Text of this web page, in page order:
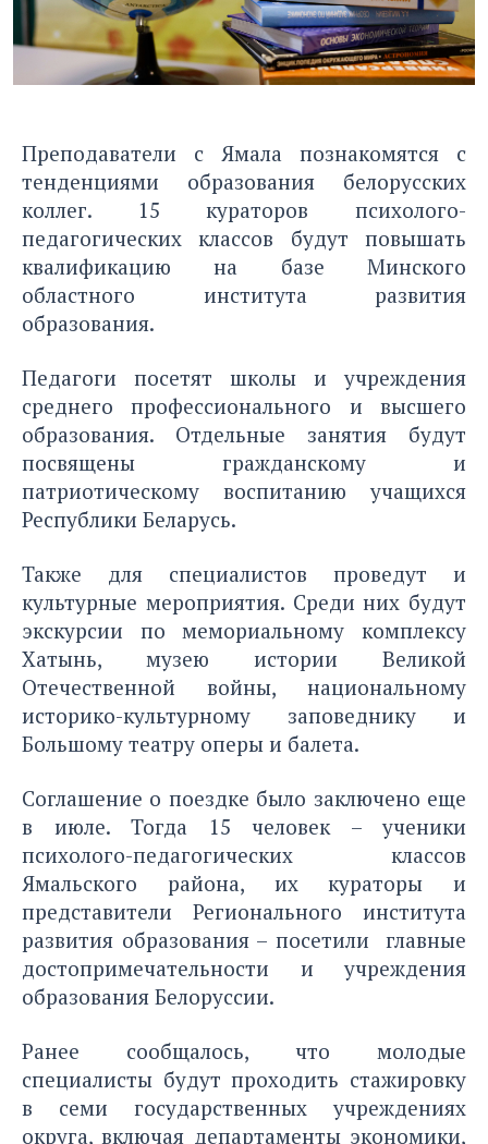
Преподаватели с Ямала познакомятся с
тенденциями образования белорусских
коллег. 15 кураторов психолого-
педагогических классов будут повышать
квалификацию на базе Минского
областного института развития
образования.
Педагоги посетят школы и учреждения
среднего профессионального и высшего
образования. Отдельные занятия будут
посвящены гражданскому и
патриотическому воспитанию учащихся
Республики Беларусь.
Также для специалистов проведут и
культурные мероприятия. Среди них будут
экскурсии по мемориальному комплексу
Хатынь, музею истории Великой
Отечественной войны, национальному
историко-культурному заповеднику и
Большому театру оперы и балета.
Соглашение о поездке было заключено еще
в июле. Тогда 15 человек – ученики
психолого-педагогических классов
Ямальского района, их кураторы и
представители Регионального института
развития образования – посетили главные
достопримечательности и учреждения
образования Белоруссии.
Ранее сообщалось, что молодые
специалисты будут проходить стажировку
в семи государственных учреждениях
округа, включая департаменты экономики,